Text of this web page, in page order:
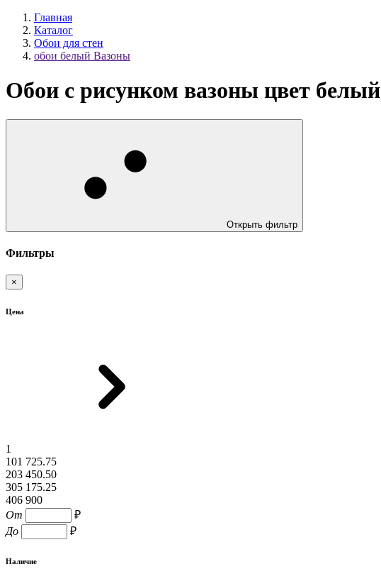
Главная
Каталог
Обои для стен
обои белый Вазоны
Обои с рисунком вазоны цвет белый
Открыть фильтр
Фильтры
×
Цена
1
101 725.75
203 450.50
305 175.25
406 900
От
₽
До
₽
Наличие